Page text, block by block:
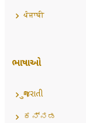
ਪੰਜਾਬੀ
ભાષાઓ
ગુજરાતી
ಕನ್ನಡ